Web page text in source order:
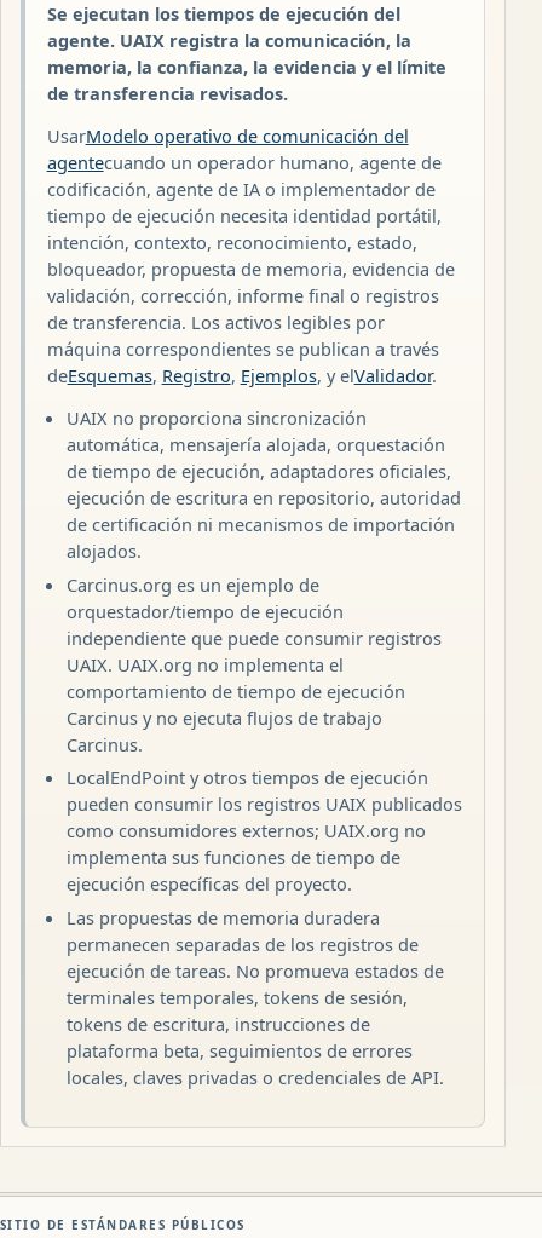
Se ejecutan los tiempos de ejecución del
agente. UAIX registra la comunicación, la
memoria, la confianza, la evidencia y el límite
de transferencia revisados.
UsarModelo operativo de comunicación del
agentecuando un operador humano, agente de
codificación, agente de IA o implementador de
tiempo de ejecución necesita identidad portátil,
intención, contexto, reconocimiento, estado,
bloqueador, propuesta de memoria, evidencia de
validación, corrección, informe final o registros
de transferencia. Los activos legibles por
máquina correspondientes se publican a través
deEsquemas, Registro, Ejemplos, y elValidador.
UAIX no proporciona sincronización
automática, mensajería alojada, orquestación
de tiempo de ejecución, adaptadores oficiales,
ejecución de escritura en repositorio, autoridad
de certificación ni mecanismos de importación
alojados.
Carcinus.org es un ejemplo de
orquestador/tiempo de ejecución
independiente que puede consumir registros
UAIX. UAIX.org no implementa el
comportamiento de tiempo de ejecución
Carcinus y no ejecuta flujos de trabajo
Carcinus.
LocalEndPoint y otros tiempos de ejecución
pueden consumir los registros UAIX publicados
como consumidores externos; UAIX.org no
implementa sus funciones de tiempo de
ejecución específicas del proyecto.
Las propuestas de memoria duradera
permanecen separadas de los registros de
ejecución de tareas. No promueva estados de
terminales temporales, tokens de sesión,
tokens de escritura, instrucciones de
plataforma beta, seguimientos de errores
locales, claves privadas o credenciales de API.
SITIO DE ESTÁNDARES PÚBLICOS